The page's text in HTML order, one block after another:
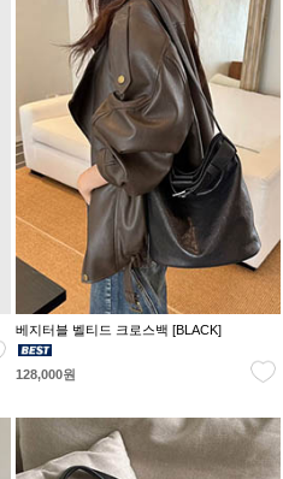
베지터블 벨티드 크로스백 [BLACK]
128,000원